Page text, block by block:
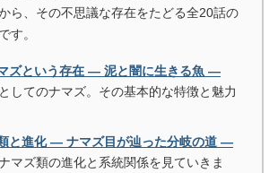
ら、その不思議な存在をたどる全20話の
す。
ズという存在 ― 泥と闇に生きる魚 ―
してのナマズ。その基本的な特徴と魅力
と進化 ― ナマズ目が辿った分岐の道 ―
マズ類の進化と系統関係を見ていきま